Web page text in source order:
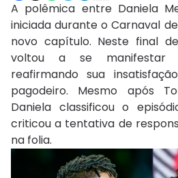
A polêmica entre Daniela
iniciada durante o Carnaval
novo capítulo. Neste final
voltou a se manifestar
reafirmando sua
pagodeiro. Mesmo após
Daniela classificou o
criticou a tentativa de
na folia.